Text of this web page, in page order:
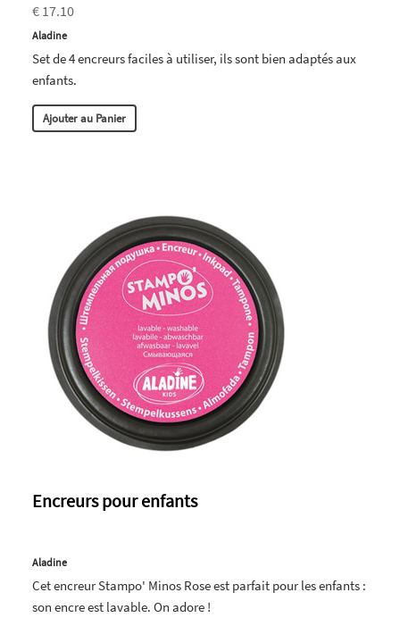
€ 17.10
Aladine
Set de 4 encreurs faciles à utiliser, ils sont bien adaptés aux
enfants.
Ajouter au Panier
Encreurs pour enfants
Aladine
Cet encreur Stampo' Minos Rose est parfait pour les enfants :
son encre est lavable. On adore !